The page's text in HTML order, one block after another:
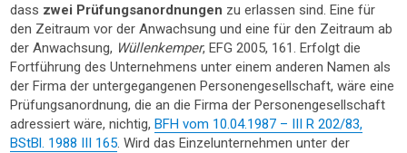
dass zwei Prüfungsanordnungen zu erlassen sind. Eine für
den Zeitraum vor der Anwachsung und eine für den Zeitraum ab
der Anwachsung, Wüllenkemper, EFG 2005, 161. Erfolgt die
Fortführung des Unternehmens unter einem anderen Namen als
der Firma der untergegangenen Personengesellschaft, wäre eine
Prüfungsanordnung, die an die Firma der Personengesellschaft
adressiert wäre, nichtig,BFH vom 10.04.1987 – III R 202/83,
BStBl. 1988 III 165. Wird das Einzelunternehmen unter der